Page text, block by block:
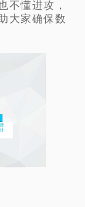
不懂进攻，
大家确保数